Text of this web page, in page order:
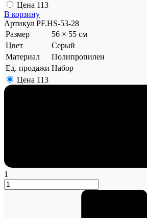
Цена 113
В корзину
Артикул PF.HS-53-28
Размер
56 × 55 см
Цвет
Серый
Материал
Полипропилен
Ед. продажи Набор
Цена 113
1